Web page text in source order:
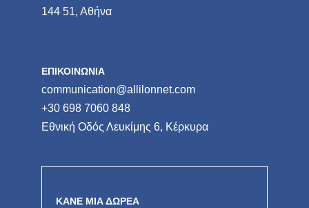
144 51, Αθήνα
ΕΠΙΚΟΙΝΩΝΙΑ
communication@allilonnet.com
+30 698 7060 848
Εθνική Οδός Λευκίμης 6, Κέρκυρα
ΚΑΝΕ ΜΙΑ ΔΩΡΕΑ